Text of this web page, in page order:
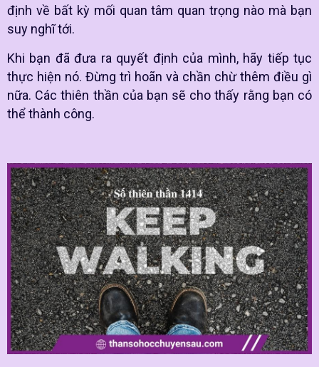
định về bất kỳ mối quan tâm quan trọng nào mà bạn
suy nghĩ tới.
Khi bạn đã đưa ra quyết định của mình, hãy tiếp tục
thực hiện nó. Đừng trì hoãn và chần chừ thêm điều gì
nữa. Các thiên thần của bạn sẽ cho thấy rằng bạn có
thể thành công.